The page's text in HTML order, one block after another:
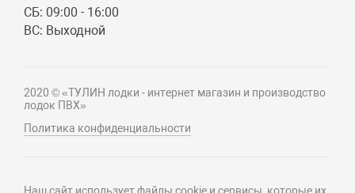
СБ: 09:00 - 16:00
ВС: Выходной
2020 © «ТУЛИН лодки - интернет магазин и производство
лодок ПВХ»
Политика конфиденциальности